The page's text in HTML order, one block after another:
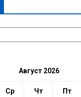
Август 2026
Ср Чт Пт